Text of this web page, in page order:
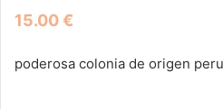
15.00€
poderosa colonia de origen